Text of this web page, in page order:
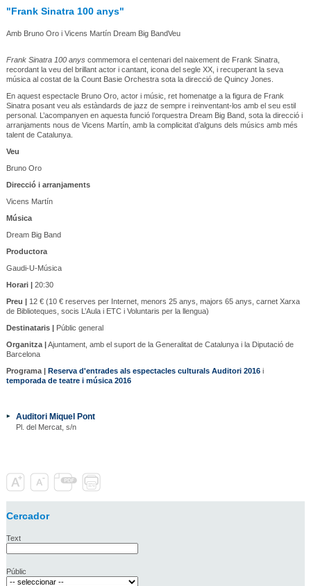
"Frank Sinatra 100 anys"
Amb Bruno Oro i Vicens Martín Dream Big BandVeu
Frank Sinatra 100 anyscommemora el centenari del naixement de Frank Sinatra,
recordant la veu del brillant actor i cantant, icona del segle XX, i recuperant la seva
música al costat de la Count Basie Orchestra sota la direcció de Quincy Jones.
En aquest espectacle Bruno Oro, actor i músic, ret homenatge a la figura de Frank
Sinatra posant veu als estàndards de jazz de sempre i reinventant-los amb el seu estil
personal. L’acompanyen en aquesta funció l’orquestra Dream Big Band, sota la direcció i
arranjaments nous de Vicens Martín, amb la complicitat d’alguns dels músics amb més
talent de Catalunya.
Veu
Bruno Oro
Direcció i arranjaments
Vicens Martín
Música
Dream Big Band
Productora
Gaudi-U-Música
Horari |20:30
Preu |12 € (10 € reserves per Internet, menors 25 anys, majors 65 anys, carnet Xarxa
de Biblioteques, socis L’Aula i ETC i Voluntaris per la llengua)
Destinataris |Públic general
Organitza |Ajuntament, amb el suport de la Generalitat de Catalunya i la Diputació de
Barcelona
Programa | Reserva d'entrades als espectacles culturals Auditori 2016i
temporada de teatre i música 2016
Auditori Miquel Pont
Pl. del Mercat, s/n
Cercador
Text
Públic